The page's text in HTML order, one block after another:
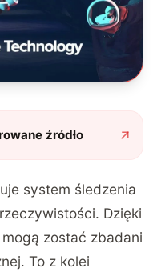
źródło
system śledzenia
Dzięki
zostać zbadani
To z kolei